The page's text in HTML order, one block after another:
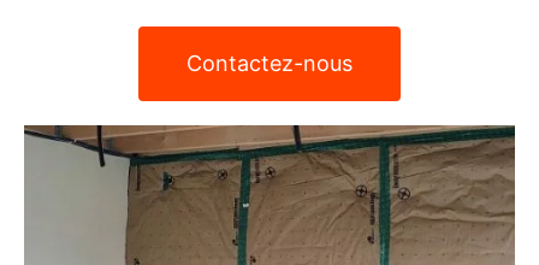
Contactez-nous